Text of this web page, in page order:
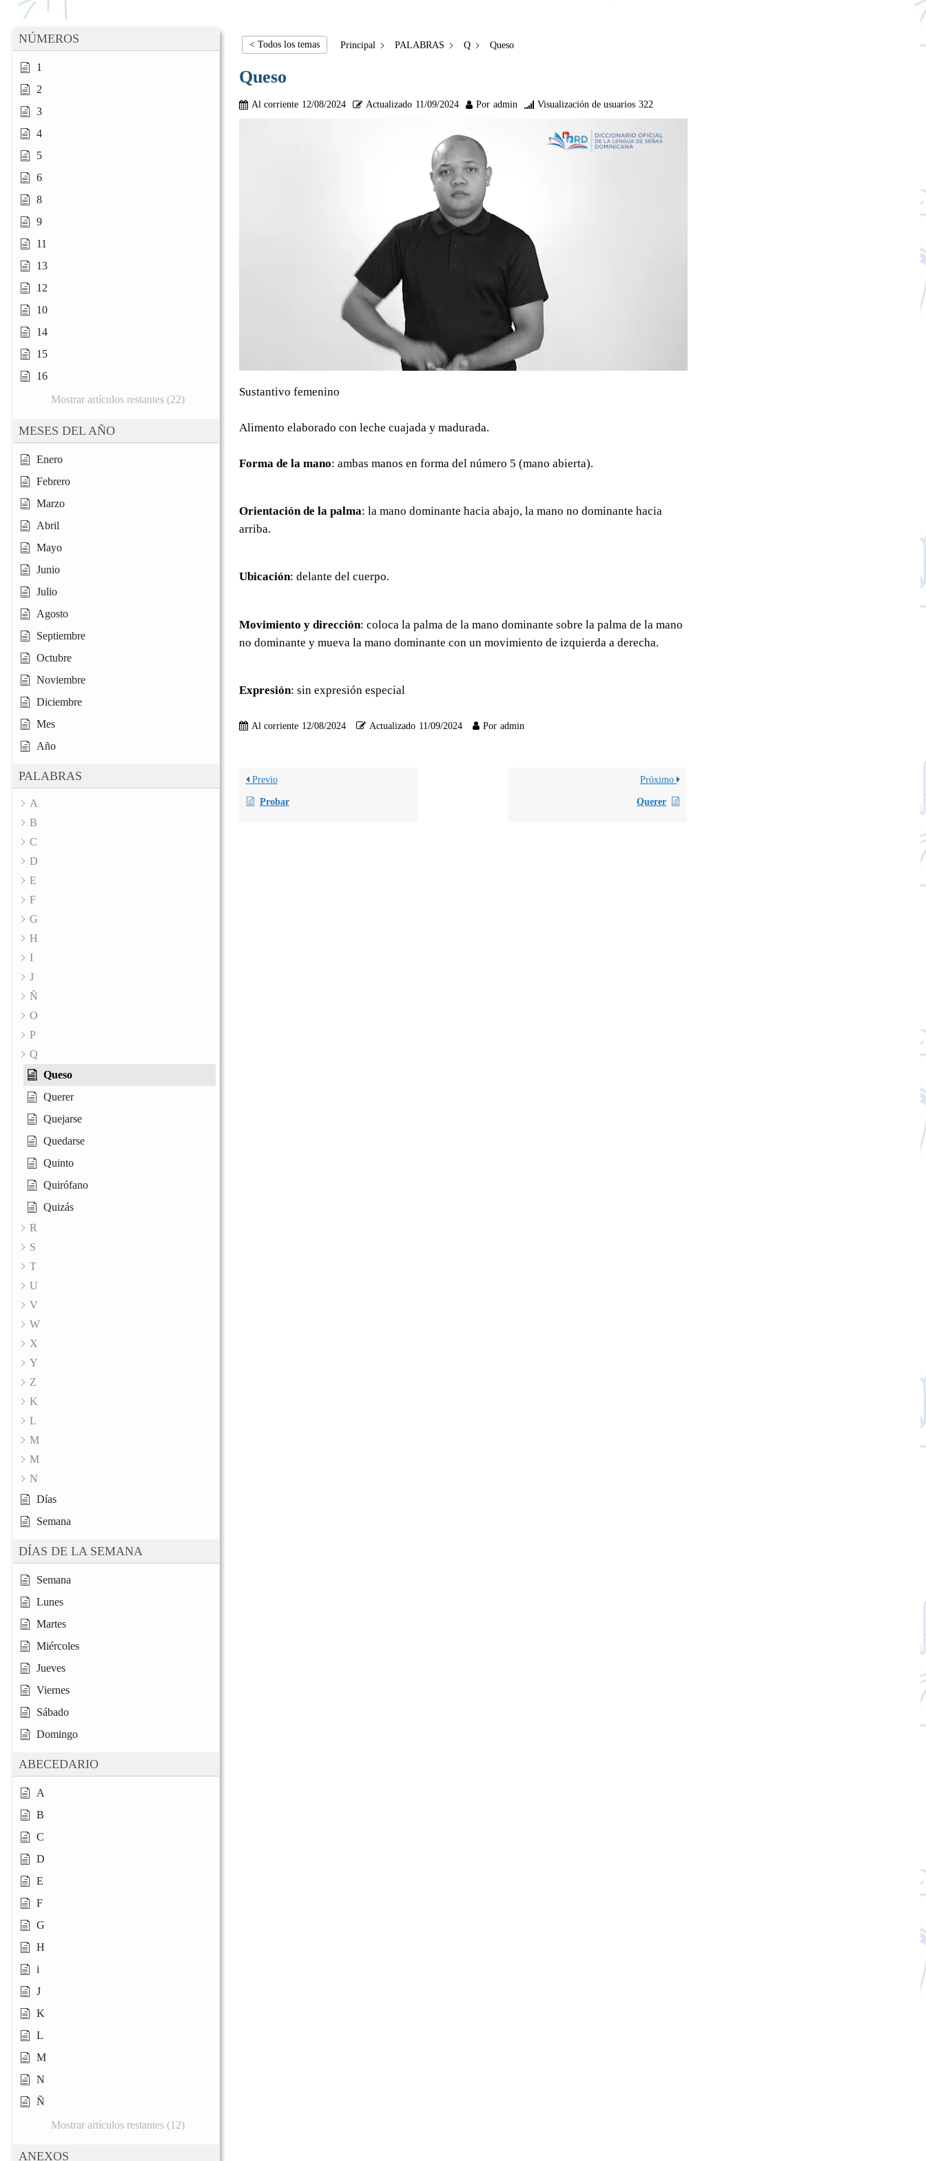
NÚMEROS
1
2
3
4
5
6
8
9
11
13
12
10
14
15
16
Mostrar artículos restantes (22)
MESES DEL AÑO
Enero
Febrero
Marzo
Abril
Mayo
Junio
Julio
Agosto
Septiembre
Octubre
Noviembre
Diciembre
Mes
Año
PALABRAS
A
B
C
D
E
F
G
H
I
J
Ñ
O
P
Q
Queso
Querer
Quejarse
Quedarse
Quinto
Quirófano
Quizás
R
S
T
U
V
W
X
Y
Z
K
L
M
M
N
Días
Semana
DÍAS DE LA SEMANA
Semana
Lunes
Martes
Miércoles
Jueves
Viernes
Sábado
Domingo
ABECEDARIO
A
B
C
D
E
F
G
H
i
J
K
L
M
N
Ñ
Mostrar artículos restantes (12)
ANEXOS
< Todos los temas Principal PALABRAS Q Queso
Queso
Al corriente 12/08/2024 Actualizado 11/09/2024 Por admin Visualización de usuarios 322
Sustantivo femenino
Alimento elaborado con leche cuajada y madurada.
Forma de la mano: ambas manos en forma del número 5 (mano abierta).
Orientación de la palma: la mano dominante hacia abajo, la mano no dominante hacia
arriba.
Ubicación: delante del cuerpo.
Movimiento y dirección: coloca la palma de la mano dominante sobre la palma de la mano
no dominante y mueva la mano dominante con un movimiento de izquierda a derecha.
Expresión: sin expresión especial
Al corriente 12/08/2024 Actualizado 11/09/2024 Por admin
Previo
Probar
Próximo
Querer